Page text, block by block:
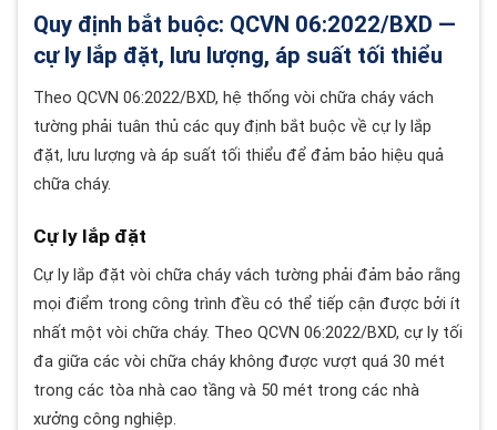
Quy định bắt buộc: QCVN 06:2022/BXD —
cự ly lắp đặt, lưu lượng, áp suất tối thiểu
Theo QCVN 06:2022/BXD, hệ thống vòi chữa cháy vách
tường phải tuân thủ các quy định bắt buộc về cự ly lắp
đặt, lưu lượng và áp suất tối thiểu để đảm bảo hiệu quả
chữa cháy.
Cự ly lắp đặt
Cự ly lắp đặt vòi chữa cháy vách tường phải đảm bảo rằng
mọi điểm trong công trình đều có thể tiếp cận được bởi ít
nhất một vòi chữa cháy. Theo QCVN 06:2022/BXD, cự ly tối
đa giữa các vòi chữa cháy không được vượt quá 30 mét
trong các tòa nhà cao tầng và 50 mét trong các nhà
xưởng công nghiệp.